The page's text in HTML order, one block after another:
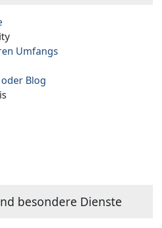
Umfangs
Blog
besondere Dienste